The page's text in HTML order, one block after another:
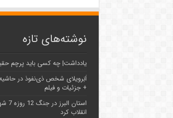
نوشته‌های تازه
یادداشت| ‌چه کسی باید پرچم
اَبَر‌ویلای شخص ذی‌نفوذ در
+ جزئیات و فیلم
انقلاب کرد